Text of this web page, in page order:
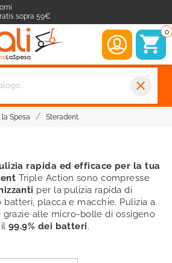
sopra 59€
0
close
Spesa Steradent
rapida ed efficace per la tua
Triple Action sono compresse
per la pulizia rapida di
placca e macchie. Pulizia a
alle micro-bolle di ossigeno
il99.9% dei batteri.